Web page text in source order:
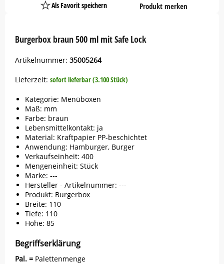
Burgerbox braun 500 ml mit Safe Lock
Artikelnummer: 35005264
Lieferzeit: sofort lieferbar (3.100 Stück)
Kategorie: Menüboxen
Maß: mm
Farbe: braun
Lebensmittelkontakt: ja
Material: Kraftpapier PP-beschichtet
Anwendung: Hamburger, Burger
Verkaufseinheit: 400
Mengeneinheit: Stück
Marke: ---
Hersteller - Artikelnummer: ---
Produkt: Burgerbox
Breite: 110
Tiefe: 110
Höhe: 85
Begriffserklärung
Pal. = Palettenmenge
Als Favorit speichern
PlatzhalterProdukt merken